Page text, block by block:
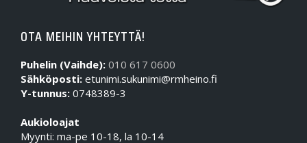
OTA MEIHIN YHTEYTTÄ!
Puhelin (Vaihde): 010 617 0600
Sähköposti: etunimi.sukunimi@rmheino.fi
Y-tunnus: 0748389-3
Aukioloajat
Myynti: ma-pe 10-18, la 10-14